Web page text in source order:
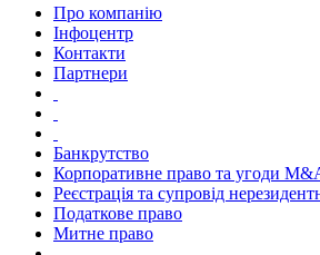
Про компанію
Інфоцентр
Контакти
Партнери
Банкрутство
Корпоративне право та угоди
Реєстрація та супровід
Податкове право
Митне право